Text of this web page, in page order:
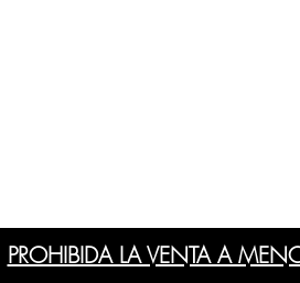
PROHIBIDA LA VENTA A